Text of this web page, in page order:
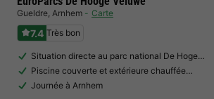
Gueldre, Arnhem Carte
7.4 Très bon
Situation directe au parc national De Hoge…
Piscine couverte et extérieure chauffée…
Journée à Arnhem